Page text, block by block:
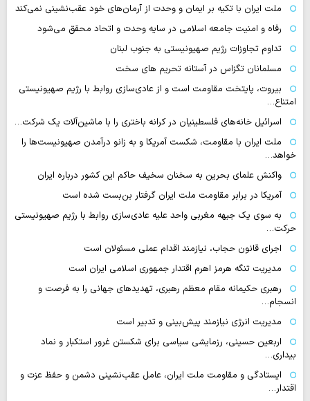
ملت ایران با تکیه بر ایمان و وحدت از آرمان‌های خود عقب‌نشینی نمی‌کند
رفاه و امنیت جامعه اسلامی در سایه وحدت و اتحاد محقق می‌شود
تداوم تجاوزات رژیم صهیونیستی به جنوب لبنان
مسلمانان تگزاس در آستانه تحریم های سخت
بیروت، پایتخت مقاومت است و از عادی‌سازی روابط با رژیم صهیونیستی
امتناع…
اسرائیل خانه‌های فلسطینیان در کرانه باختری را با ماشین‌آلات یک شرکت…
ملت ایران با مقاومت، شکست آمریکا و به زانو درآمدن صهیونیست‌ها را
خواهد…
واکنش علمای بحرین به سخنان سخیف حاکم این کشور درباره ایران
آمریکا در برابر مقاومت ملت ایران گرفتار بن‌بست شده است
به سوی یک جبهه مغربی واحد علیه عادی‌سازی روابط با رژیم صهیونیستی
حرکت…
اجرای قانون حجاب، نیازمند اقدام عملی مسئولان است
مدیریت تنگه هرمز اهرم اقتدار جمهوری اسلامی ایران است
رهبری حکیمانه مقام معظم رهبری، تهدیدهای جهانی را به فرصت و
انسجام…
مدیریت انرژی نیازمند پیش‌بینی و تدبیر است
اربعین حسینی، رزمایشی سیاسی برای شکستن غرور استکبار و نماد
بیداری…
ایستادگی و مقاومت ملت ایران، عامل عقب‌نشینی دشمن و حفظ عزت و
اقتدار…